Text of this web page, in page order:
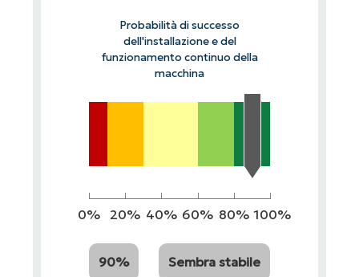
Probabilità di successo
dell'installazione e del
funzionamento continuo della
macchina
0% 20% 40% 60% 80% 100%
90% Sembra stabile